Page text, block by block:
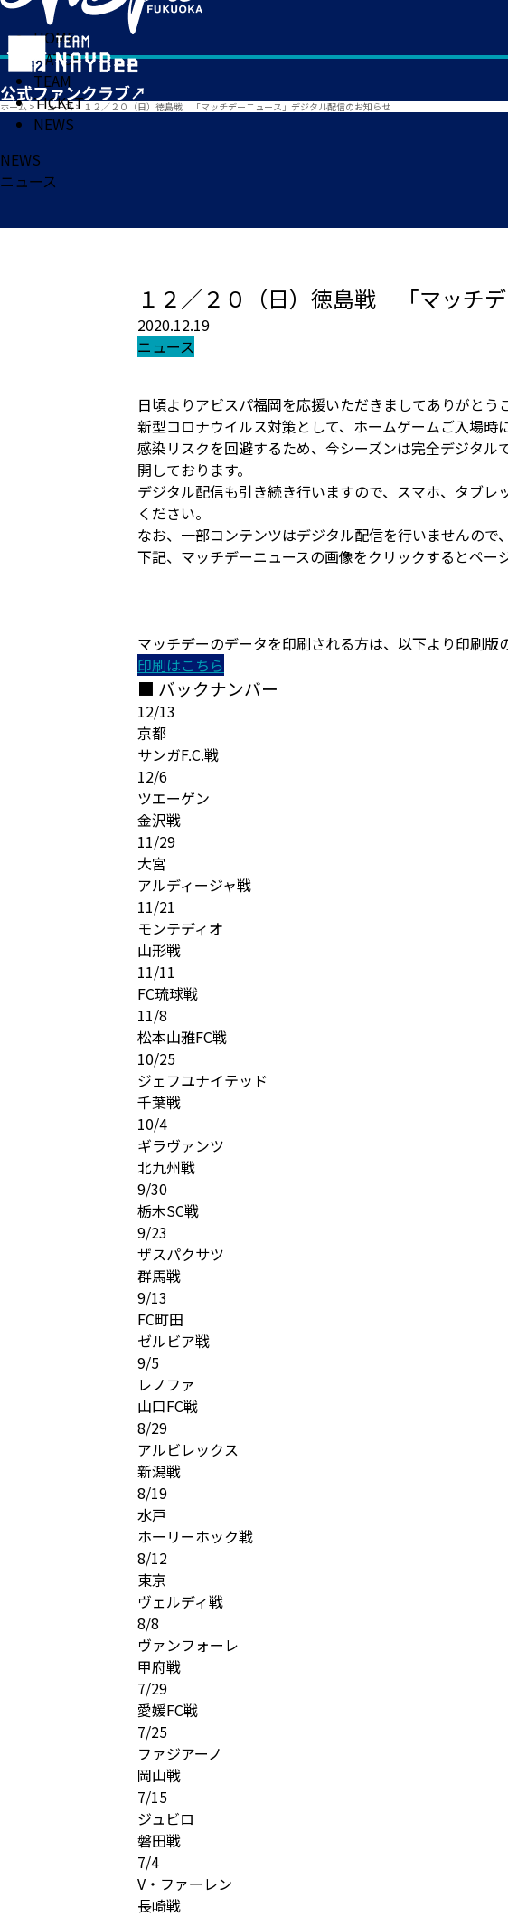
HOME
MATCH
TEAM
TICKET
NEWS
ホーム > ニュース> １２／２０（日）徳島戦 「マッチデーニュース」デジタル配信のお知らせ
NEWS
ニュース
１２／２０（日）徳島戦 「マッチ
2020.12.19
ニュース
日頃よりアビスパ福岡を応援いただきましてありがとう
新型コロナウイルス対策として、ホームゲームご入場
感染リスクを回避するため、今シーズンは完全デジタ
開しております。
デジタル配信も引き続き行いますので、スマホ、タブ
ください。
なお、一部コンテンツはデジタル配信を行いませんので
下記、マッチデーニュースの画像をクリックするとペー
マッチデーのデータを印刷される方は、以下より印刷版
印刷はこちら
■ バックナンバー
12/13
京都
サンガF.C.戦
12/6
ツエーゲン
金沢戦
11/29
大宮
アルディージャ戦
11/21
モンテディオ
山形戦
11/11
FC琉球戦
11/8
松本山雅FC戦
10/25
ジェフユナイテッド
千葉戦
10/4
ギラヴァンツ
北九州戦
9/30
栃木SC戦
9/23
ザスパクサツ
群馬戦
9/13
FC町田
ゼルビア戦
9/5
レノファ
山口FC戦
8/29
アルビレックス
新潟戦
8/19
水戸
ホーリーホック戦
8/12
東京
ヴェルディ戦
8/8
ヴァンフォーレ
甲府戦
7/29
愛媛FC戦
7/25
ファジアーノ
岡山戦
7/15
ジュビロ
磐田戦
7/4
V・ファーレン
長崎戦